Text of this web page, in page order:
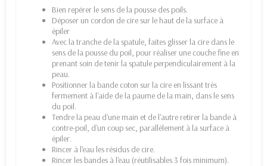
Bien repérer le sens de la pousse des poils.
Déposer un cordon de cire sur le haut de la surface à
épiler
Avec la tranche de la spatule, faites glisser la cire dans le
sens de la pousse du poil, pour réaliser une couche fine en
prenant soin de tenir la spatule perpendiculairement à la
peau.
Positionner la bande coton sur la cire en lissant très
fermement à l'aide de la paume de la main, dans le sens
du poil.
Tendre la peau d'une main et de l'autre retirer la bande à
contre-poil, d'un coup sec, parallèlement à la surface à
épiler.
Rincer à l'eau les résidus de cire.
Rincer les bandes à l'eau (réutilisables 3 fois minimum).